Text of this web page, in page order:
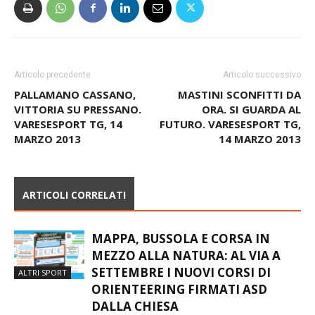
Articolo precedente
PALLAMANO CASSANO,
VITTORIA SU PRESSANO.
VARESESPORT TG, 14
MARZO 2013
Articolo successivo
MASTINI SCONFITTI DA
ORA. SI GUARDA AL
FUTURO. VARESESPORT TG,
14 MARZO 2013
ARTICOLI CORRELATI
ALTRI SPORT
MAPPA, BUSSOLA E CORSA IN
MEZZO ALLA NATURA: AL VIA A
SETTEMBRE I NUOVI CORSI DI
ORIENTEERING FIRMATI ASD
DALLA CHIESA